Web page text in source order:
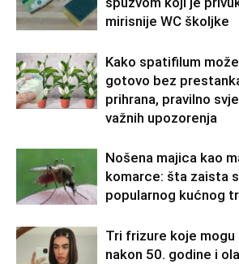
mirisnije WC školjke
Kako spatifilum
gotovo bez
prihrana, pravilno
važnih upozorenja
Nošena majica kao
komarce: šta zaista
popularnog kućnog
Tri frizure koje
nakon 50. godine i